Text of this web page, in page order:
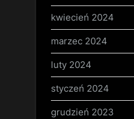
kwiecień 2024
marzec 2024
luty 2024
styczeń 2024
grudzień 2023